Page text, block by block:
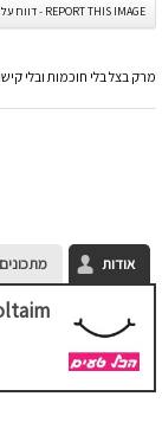
REPORT THIS IMAGE - דווח על תמונה זו
מרק בצל בלי חוכמות ובלי
אודות